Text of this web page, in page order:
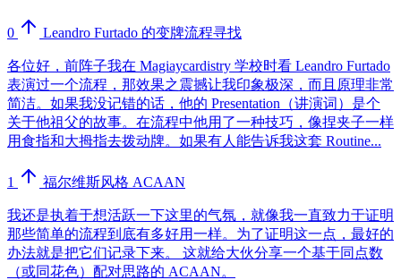
0 Leandro Furtado 的变牌流程寻找
各位好，前阵子我在 Magiaycardistry 学校时看 Leandro Furtado
表演过一个流程，那效果之震撼让我印象极深，而且原理非常
简洁。如果我没记错的话，他的 Presentation（讲演词）是个
关于他祖父的故事。在流程中他用了一种技巧，像捏夹子一样
用食指和大拇指去拨动牌。如果有人能告诉我这套 Routine...
1 福尔维斯风格 ACAAN
我还是执着于想活跃一下这里的气氛，就像我一直致力于证明
那些简单的流程到底有多好用一样。为了证明这一点，最好的
办法就是把它们记录下来。 这就给大伙分享一个基于同点数
（或同花色）配对思路的 ACAAN。